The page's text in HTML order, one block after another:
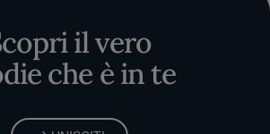
il vero
che è in te